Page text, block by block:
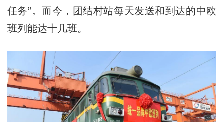
任务”。而今，团结村站每天发送和到达的中欧
班列能达十几班。